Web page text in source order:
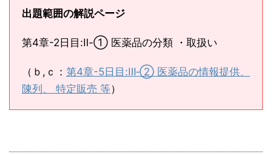
出題範囲の解説ページ
第4章-2日目:Ⅱ-① 医薬品の分類 ・取扱い
（ｂ,ｃ： 第4章-5日目:Ⅲ‐② 医薬品の情報提供、
陳列、 特定販売 等）